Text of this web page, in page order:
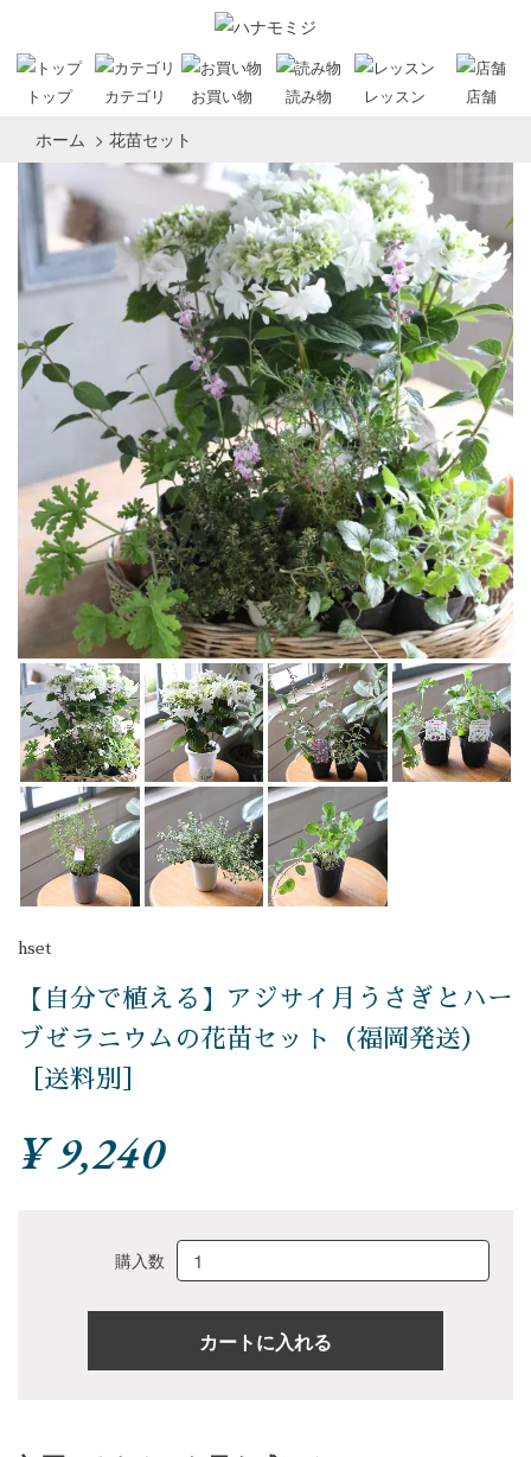
トップ カテゴリ お買い物 読み物 レッスン 店舗
ホーム > 花苗セット
hset
【自分で植える】アジサイ月うさぎとハー
ブゼラニウムの花苗セット（福岡発送）
［送料別］
¥ 9,240
購入数